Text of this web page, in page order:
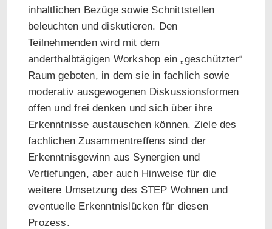
inhaltlichen Bezüge sowie Schnittstellen
beleuchten und diskutieren. Den
Teilnehmenden wird mit dem
anderthalbtägigen Workshop ein „geschützter“
Raum geboten, in dem sie in fachlich sowie
moderativ ausgewogenen Diskussionsformen
offen und frei denken und sich über ihre
Erkenntnisse austauschen können. Ziele des
fachlichen Zusammentreffens sind der
Erkenntnisgewinn aus Synergien und
Vertiefungen, aber auch Hinweise für die
weitere Umsetzung des STEP Wohnen und
eventuelle Erkenntnislücken für diesen
Prozess.